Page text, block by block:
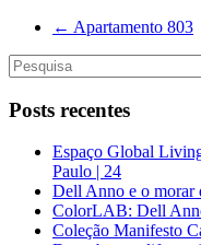
← Apartamento 803
Posts recentes
Espaço Global
Paulo | 24
Dell Anno e o morar
ColorLAB: Dell
Coleção Manifesto